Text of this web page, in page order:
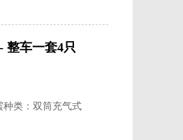
整车一套4只
种类：双筒充气式